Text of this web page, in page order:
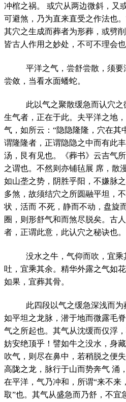
冲棺之祸。 或穴从两边微斜，又
可避煞，乃为直来直受之作法也
其穴之生成而葬者为形葬，或劈
皆古人作用之妙处，不可不理会也
平洋之气，尝舒尝散，须
尝敛，当看水面蟠蛇。
此以气之聚散缓急而认穴
生气者，正在于此。夫平洋之地
气，如所云：“隐隐隆隆，穴在其
谓隆隆者，正谓隐隐之中而有此
汤，艮有见也。《葬书》云吉气
之谓也。不然则亦铺毡展 席，散
如山垄之势，阴胜乎阳，不嫌脉
多煞，故须结穴之所圆融平坦，
状，活而 不死，静而不动，盘旋
圈，则形舒气和而煞尽脱矣。古
者，正谓此意，此认穴之秘诀也。
没水之牛，气仰而吹，宜
吐，宜乘其余。精华外露之气如
如果，宜葬其骨。
此四段以气之缓急深浅而为
如平坦之龙脉，潜于地而微露毛
气之所起也。其气从沈缓而仅浮
妨安绝顶乎！譬如牛之没水，身
吹气，则尽在鼻中，若稍脱之便
高陇之龙，脉行于山而势奔气 涌
在平洋，气乃冲和，所谓“来不来
取”也。其气从盛急而乃舒，不宜